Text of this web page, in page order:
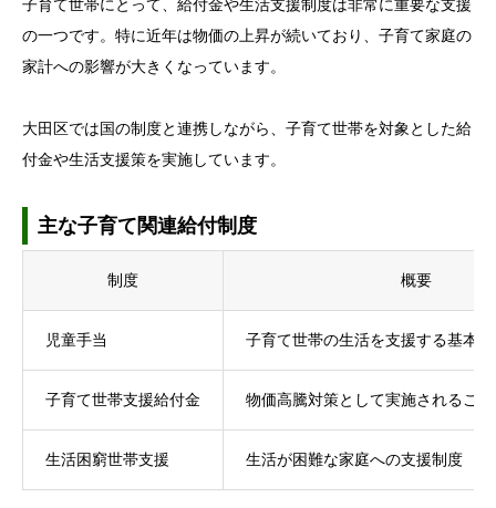
子育て世帯にとって、給付金や生活支援制度は非常に重要な支援
の一つです。特に近年は物価の上昇が続いており、子育て家庭の
家計への影響が大きくなっています。
大田区では国の制度と連携しながら、子育て世帯を対象とした給
付金や生活支援策を実施しています。
主な子育て関連給付制度
制度 概要
児童手当 子育て世帯の生活を支援する基本
子育て世帯支援給付金 物価高騰対策として実施されるこ
生活困窮世帯支援 生活が困難な家庭への支援制度